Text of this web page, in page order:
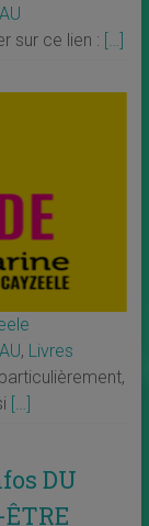
sur ce lien : […]
, Livres
[…]
DU